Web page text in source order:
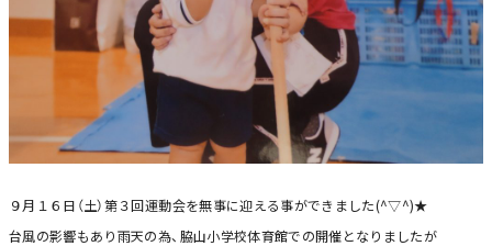
９月１６日（土）第３回運動会を無事に迎える事ができました(^▽^)★
台風の影響もあり雨天の為、脇山小学校体育館での開催となりましたが